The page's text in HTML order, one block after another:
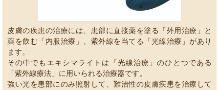
皮膚の疾患の治療には、患部に直接薬を塗る「外用治療」と
薬を飲む「内服治療」、紫外線を当てる「光線治療」があり
ます。
その中でもエキシマライトは「光線治療」のひとつである
「紫外線療法」に用いられる治療器です。
強い光を患部にのみ照射して、難治性の皮膚疾患を治療して